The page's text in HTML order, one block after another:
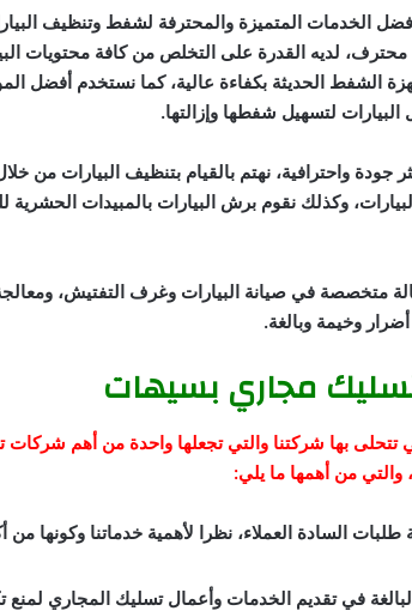
الخدمات المتميزة والمحترفة لشفط وتنظيف
لديه القدرة على التخلص من كافة محتويات
الشفط الحديثة بكفاءة عالية، كما نستخدم أفضل
البيارات لتسهيل شفطها وإزالتها.
جودة واحترافية، نهتم بالقيام بتنظيف البيارات من
وكذلك نقوم برش البيارات بالمبيدات
متخصصة في صيانة البيارات وغرف التفتيش،
وخيمة وبالغة.
مجاري بسيهات
تتحلى بها شركتنا والتي تجعلها واحدة من أهم شركات
والتي من أهمها ما يلي:
طلبات السادة العملاء، نظرا لأهمية خدماتنا وكونها من
البالغة في تقديم الخدمات وأعمال تسليك المجاري